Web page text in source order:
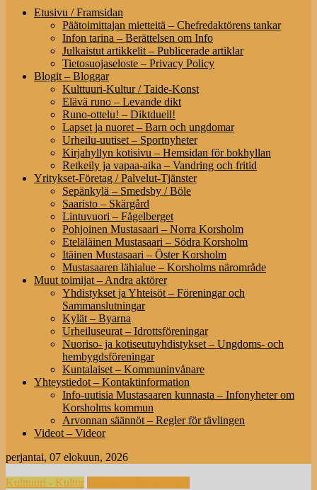
Etusivu / Framsidan
Päätoimittajan mietteitä – Chefredaktörens tankar
Infon tarina – Berättelsen om Info
Julkaistut artikkelit – Publicerade artiklar
Tietosuojaseloste – Privacy Policy
Blogit – Bloggar
Kulttuuri-Kultur / Taide-Konst
Elävä runo – Levande dikt
Runo-ottelu! – Diktduell!
Lapset ja nuoret – Barn och ungdomar
Urheilu-uutiset – Sportnyheter
Kirjahyllyn kotisivu – Hemsidan för bokhyllan
Retkeily ja vapaa-aika – Vandring och fritid
Yritykset-Företag / Palvelut-Tjänster
Sepänkylä – Smedsby / Böle
Saaristo – Skärgård
Lintuvuori – Fågelberget
Pohjoinen Mustasaari – Norra Korsholm
Eteläläinen Mustasaari – Södra Korsholm
Itäinen Mustasaari – Öster Korsholm
Mustasaaren lähialue – Korsholms närområde
Muut toimijat – Andra aktörer
Yhdistykset ja Yhteisöt – Föreningar och
Sammanslutningar
Kylät – Byarna
Urheiluseurat – Idrottsföreningar
Nuoriso- ja kotiseutuyhdistykset – Ungdoms- och
hembygdsföreningar
Kuntalaiset – Kommuninvånare
Yhteystiedot – Kontaktinformation
Info-uutisia Mustasaaren kunnasta – Infonyheter om
Korsholms kommun
Arvonnan säännöt – Regler för tävlingen
Videot – Videor
perjantai, 07 elokuun, 2026
Kulttuuri - Kultur